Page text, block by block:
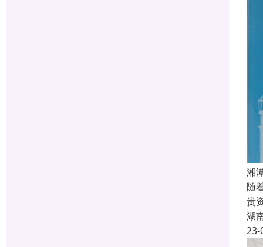
湘
随
贵
湖
23-